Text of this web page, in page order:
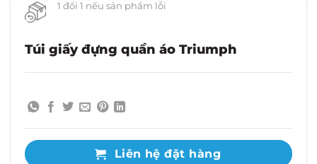
1 đổi 1 nếu sản phẩm lỗi
Túi giấy đựng quần áo Triumph
Liên hệ đặt hàng